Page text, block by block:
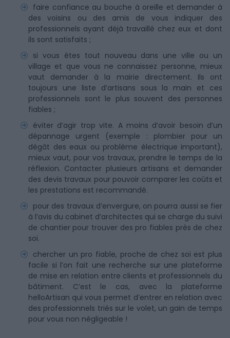
faire confiance au bouche à oreille et demander à
des voisins ou des amis de vous indiquer des
professionnels ayant déjà travaillé chez eux et dont
ils sont satisfaits ;
si vous êtes tout nouveau dans une ville ou un
village et que vous ne connaissez personne, mieux
vaut demander à la mairie directement. Ils ont
toujours une liste d’artisans sous la main et ces
professionnels sont le plus souvent des personnes
fiables ;
éviter d’agir trop vite. A moins d’avoir besoin d’un
dépannage urgent (exemple : plombier pour un
dégât des eaux ou problème électrique important),
mieux vaut, pour vos travaux, prendre le temps de la
réflexion. Contacter plusieurs artisans et demander
des devis travaux pour pouvoir comparer les coûts et
les prestations est recommandé.
pour des travaux d’envergure, on pourra aussi se fier
à l’avis du cabinet d’architectes qui se charge du suivi
de chantier pour trouver des pro fiables près de chez
soi.
chercher un pro fiable, proche de chez soi est plus
facile si l’on fait une recherche sur une plateforme
de mise en relation entre clients et professionnels du
bâtiment. C’est le cas, avec la plateforme
helloArtisan qui vous permet d’entrer en relation avec
des professionnels triés sur le volet, un gain de temps
pour vous non négligeable !